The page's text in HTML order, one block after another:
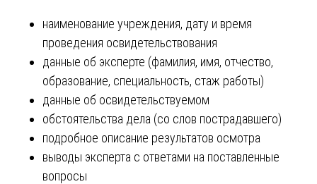
наименование учреждения, дату и время
проведения освидетельствования
данные об эксперте (фамилия, имя, отчество,
образование, специальность, стаж работы)
данные об освидетельствуемом
обстоятельства дела (со слов пострадавшего)
подробное описание результатов осмотра
выводы эксперта с ответами на поставленные
вопросы